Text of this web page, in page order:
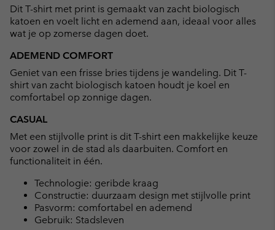
Dit T-shirt met print is gemaakt van zacht biologisch
katoen en voelt licht en ademend aan, ideaal voor alles
wat je op zomerse dagen doet.
ADEMEND COMFORT
Geniet van een frisse bries tijdens je wandeling. Dit T-
shirt van zacht biologisch katoen houdt je koel en
comfortabel op zonnige dagen.
CASUAL
Met een stijlvolle print is dit T-shirt een makkelijke keuze
voor zowel in de stad als daarbuiten. Comfort en
functionaliteit in één.
Technologie: geribde kraag
Constructie: duurzaam design met stijlvolle print
Pasvorm: comfortabel en ademend
Gebruik: Stadsleven